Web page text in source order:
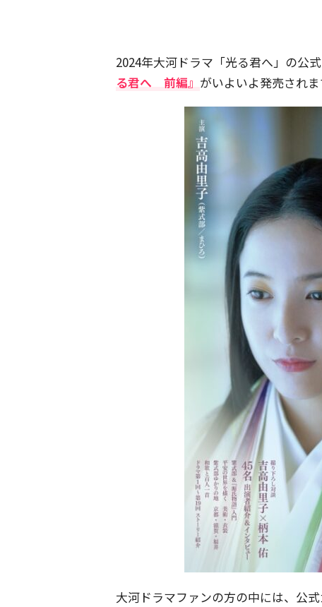
2024年大河ドラマ「光る君へ」の公
る君へ 前編』 がいよいよ発売されま
大河ドラマファンの方の中には、公